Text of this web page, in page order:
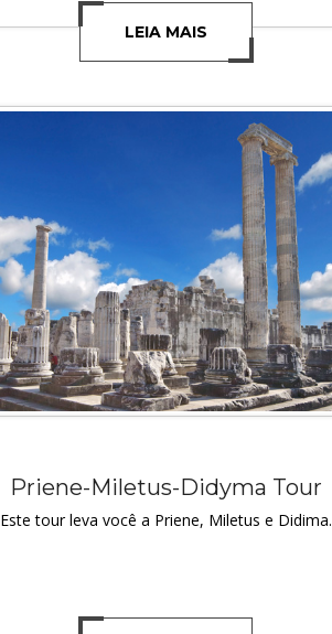
LEIA MAIS
Priene-Miletus-Didyma Tour
Este tour leva você a Priene, Miletus e Didima.